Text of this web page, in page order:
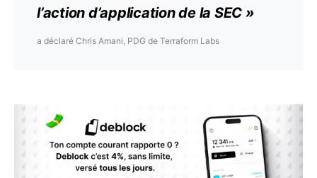
l’action d’application de la SEC »
a déclaré Chris Amani, PDG de Terraform Labs